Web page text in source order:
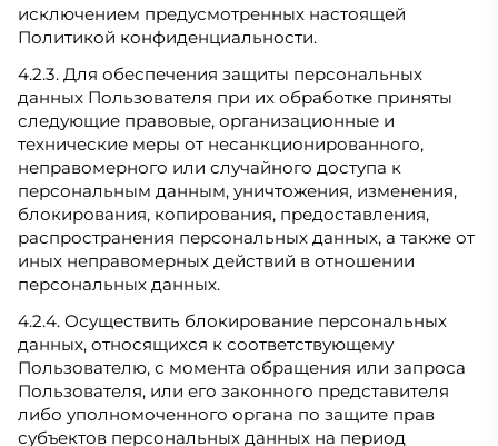
исключением предусмотренных настоящей
Политикой конфиденциальности.
4.2.3. Для обеспечения защиты персональных
данных Пользователя при их обработке приняты
следующие правовые, организационные и
технические меры от несанкционированного,
неправомерного или случайного доступа к
персональным данным, уничтожения, изменения,
блокирования, копирования, предоставления,
распространения персональных данных, а также от
иных неправомерных действий в отношении
персональных данных.
4.2.4. Осуществить блокирование персональных
данных, относящихся к соответствующему
Пользователю, с момента обращения или запроса
Пользователя, или его законного представителя
либо уполномоченного органа по защите прав
субъектов персональных данных на период